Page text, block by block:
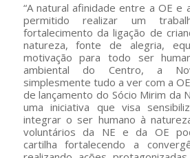
“A natural afinidade entre a OE e
permitido realizar um
fortalecimento da ligação de
natureza, fonte de alegria,
motivação para todo ser
ambiental do Centro, a
simplesmente tudo a ver com a
de lançamento do Sócio Mirim da
uma iniciativa que visa
integrar o ser humano à
voluntários da NE e da OE
cartilha fortalecendo a